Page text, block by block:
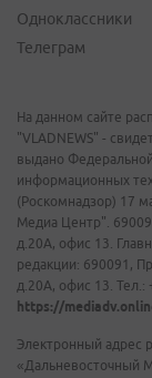
Одноклассники
Телеграм
На данном сайте
"VLADNEWS" -
выдано
информационных
(Роскомнадзор) 17
Медиа Центр".
д.20А, офис 13.
редакции: 690091,
д.20А, офис 13. Тел.:
https://
Электронный адрес
«Дальневосточный